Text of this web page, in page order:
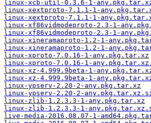
linux-xcb-util-0.3.6-1-
linux-xextproto-7.1.1-1-
linux-xextproto-7.1.1-1-
linux-xf86vidmodeproto-2.3-1-
linux-xf86vidmodeproto-2.3-1-
linux-xineramaproto-1.2-1-
linux-xineramaproto-1.2-1-
linux-xproto-7.0.16-1-any.pkg.tar.xz
linux-xproto-7.0.16-1-
linux-xz-4.999.9beta-1-
linux-xz-4.999.9beta-1-
linux-ypserv-2.20-2-any.pkg.tar.xz
linux-ypserv-2.20-2-
linux-zlib-1.2.3.3-1-any.pkg.tar.xz
linux-zlib-1.2.3.3-1-
live-media-2016.08.07-1-